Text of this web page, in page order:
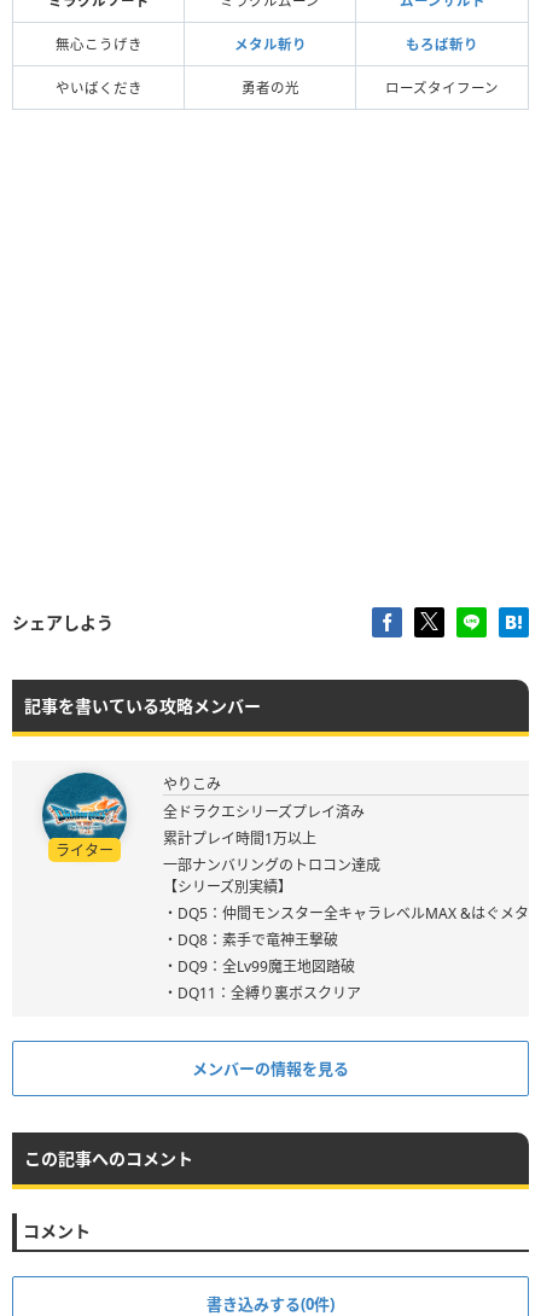
無心こうげき メタル斬り もろば斬り
やいばくだき 勇者の光 ローズタイフーン
シェアしよう
記事を書いている攻略メンバー
ライター
やりこみ
全ドラクエシリーズプレイ済み
累計プレイ時間1万以上
一部ナンバリングのトロコン達成
【シリーズ別実績】
・DQ5：仲間モンスター全キャラレベルMAX &はぐメタ
・DQ8：素手で竜神王撃破
・DQ9：全Lv99魔王地図踏破
・DQ11：全縛り裏ボスクリア
メンバーの情報を見る
この記事へのコメント
コメント
書き込みする(0件)